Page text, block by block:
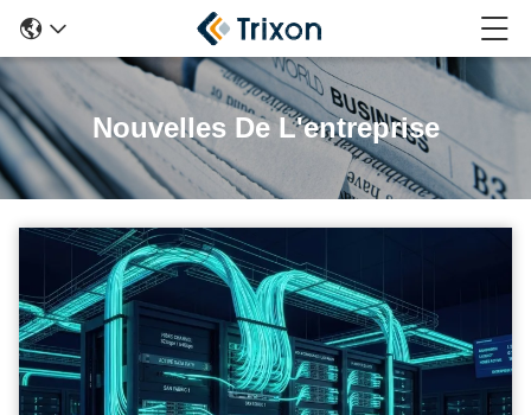
Nouvelles De L'entreprise